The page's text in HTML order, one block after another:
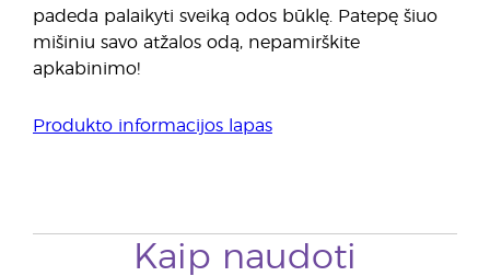
padeda palaikyti sveiką odos būklę. Patepę šiuo
mišiniu savo atžalos odą, nepamirškite
apkabinimo!
Produkto informacijos lapas
Kaip naudoti